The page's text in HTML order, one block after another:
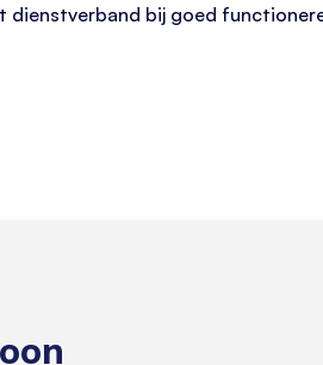
dienstverband bij goed